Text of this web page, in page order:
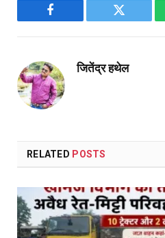
Facebook Twitter
जितेंद्र हथेल
RELATED POSTS